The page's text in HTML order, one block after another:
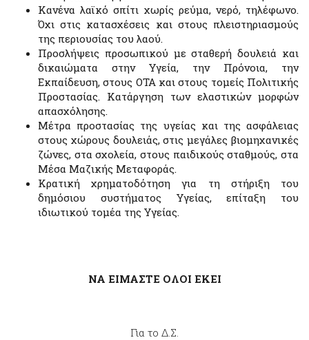
Κανένα λαϊκό σπίτι χωρίς ρεύμα, νερό, τηλέφωνο.
Όχι στις κατασχέσεις και στους πλειστηριασμούς
της περιουσίας του λαού.
Προσλήψεις προσωπικού με σταθερή δουλειά και
δικαιώματα στην Υγεία, την Πρόνοια, την
Εκπαίδευση, στους ΟΤΑ και στους τομείς Πολιτικής
Προστασίας. Κατάργηση των ελαστικών μορφών
απασχόλησης.
Μέτρα προστασίας της υγείας και της ασφάλειας
στους χώρους δουλειάς, στις μεγάλες βιομηχανικές
ζώνες, στα σχολεία, στους παιδικούς σταθμούς, στα
Μέσα Μαζικής Μεταφοράς.
Κρατική χρηματοδότηση για τη στήριξη του
δημόσιου συστήματος Υγείας, επίταξη του
ιδιωτικού τομέα της Υγείας.
ΝΑ ΕΙΜΑΣΤΕ ΟΛΟΙ ΕΚΕΙ
Για το Δ.Σ.